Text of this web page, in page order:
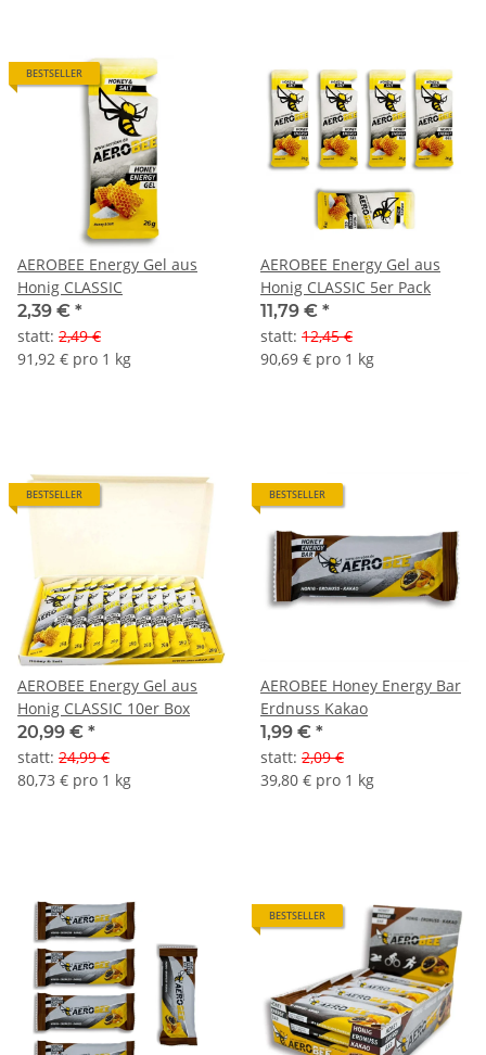
BESTSELLER
AEROBEE Energy Gel aus
Honig CLASSIC
2,39 € *
statt: 2,49 €
91,92 € pro 1 kg
AEROBEE Energy Gel aus
Honig CLASSIC 5er Pack
11,79 € *
statt: 12,45 €
90,69 € pro 1 kg
BESTSELLER
AEROBEE Energy Gel aus
Honig CLASSIC 10er Box
20,99 € *
statt: 24,99 €
80,73 € pro 1 kg
BESTSELLER
AEROBEE Honey Energy Bar
Erdnuss Kakao
1,99 € *
statt: 2,09 €
39,80 € pro 1 kg
BESTSELLER